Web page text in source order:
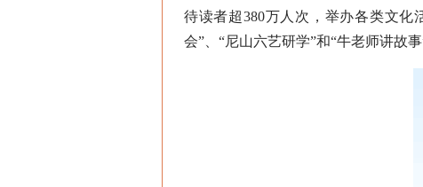
待读者超380万人次，举办各类文化
会”、“尼山六艺研学”和“牛老师讲故